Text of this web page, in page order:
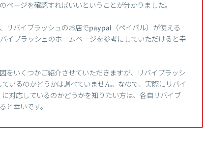
ページを確認すればいいということが分かりました。
リバイブラッシュのお店でpaypal（ペイパル）が使える
イブラッシュのホームページを参考にしていただけると幸
をいくつかご紹介させていただきますが、リバイブラッシ
いるのかどうかは調べていません。なので、実際にリバイ
対応しているのかどうかを知りたい方は、各自リバイブ
と幸いです。